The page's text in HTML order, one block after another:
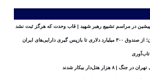
در مراسم تشییع رهبر شهید | قاب وحدت که هرگز ثبت نشد
گیری دارایی‌های ایران
تاب‌آوری
هزار هتل‌دار بیکار شدند